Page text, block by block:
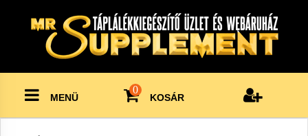
MENÜ
0
KOSÁR